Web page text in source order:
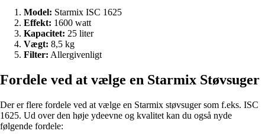
Model: Starmix ISC 1625
Effekt: 1600 watt
Kapacitet: 25 liter
Vægt: 8,5 kg
Filter: Allergivenligt
Fordele ved at vælge en Starmix Støvsuger
Der er flere fordele ved at vælge en Starmix støvsuger som f.eks. ISC
1625. Ud over den høje ydeevne og kvalitet kan du også nyde
følgende fordele: